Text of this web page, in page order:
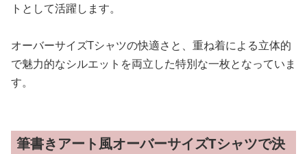
トとして活躍します。
オーバーサイズTシャツの快適さと、重ね着による立体的
で魅力的なシルエットを両立した特別な一枚となっていま
す。
筆書きアート風オーバーサイズTシャツで決